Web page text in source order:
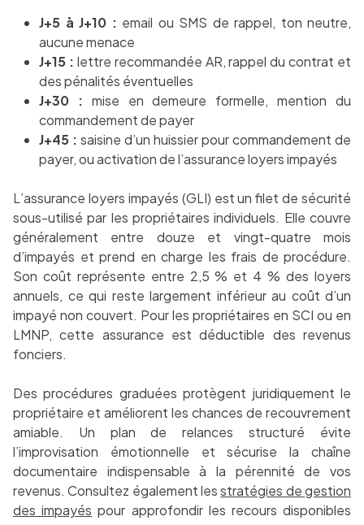
J+5 à J+10 : email ou SMS de rappel, ton neutre,
aucune menace
J+15 : lettre recommandée AR, rappel du contrat et
des pénalités éventuelles
J+30 : mise en demeure formelle, mention du
commandement de payer
J+45 : saisine d’un huissier pour commandement de
payer, ou activation de l’assurance loyers impayés
L’assurance loyers impayés (GLI) est un filet de sécurité
sous-utilisé par les propriétaires individuels. Elle couvre
généralement entre douze et vingt-quatre mois
d’impayés et prend en charge les frais de procédure.
Son coût représente entre 2,5 % et 4 % des loyers
annuels, ce qui reste largement inférieur au coût d’un
impayé non couvert. Pour les propriétaires en SCI ou en
LMNP, cette assurance est déductible des revenus
fonciers.
Des procédures graduées protègent juridiquement le
propriétaire et améliorent les chances de recouvrement
amiable. Un plan de relances structuré évite
l’improvisation émotionnelle et sécurise la chaîne
documentaire indispensable à la pérennité de vos
revenus. Consultez également lesstratégies de gestion
des impayés pour approfondir les recours disponibles